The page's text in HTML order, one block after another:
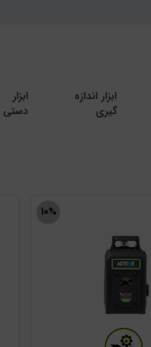
ابزار اندازه
گیری
ابزار
دستی
۱۰%